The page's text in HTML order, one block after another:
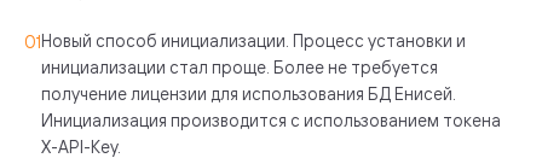
Новый способ инициализации. Процесс установки и
инициализации стал проще. Более не требуется
получение лицензии для использования БД Енисей.
Инициализация производится с использованием токена
X-API-Key.